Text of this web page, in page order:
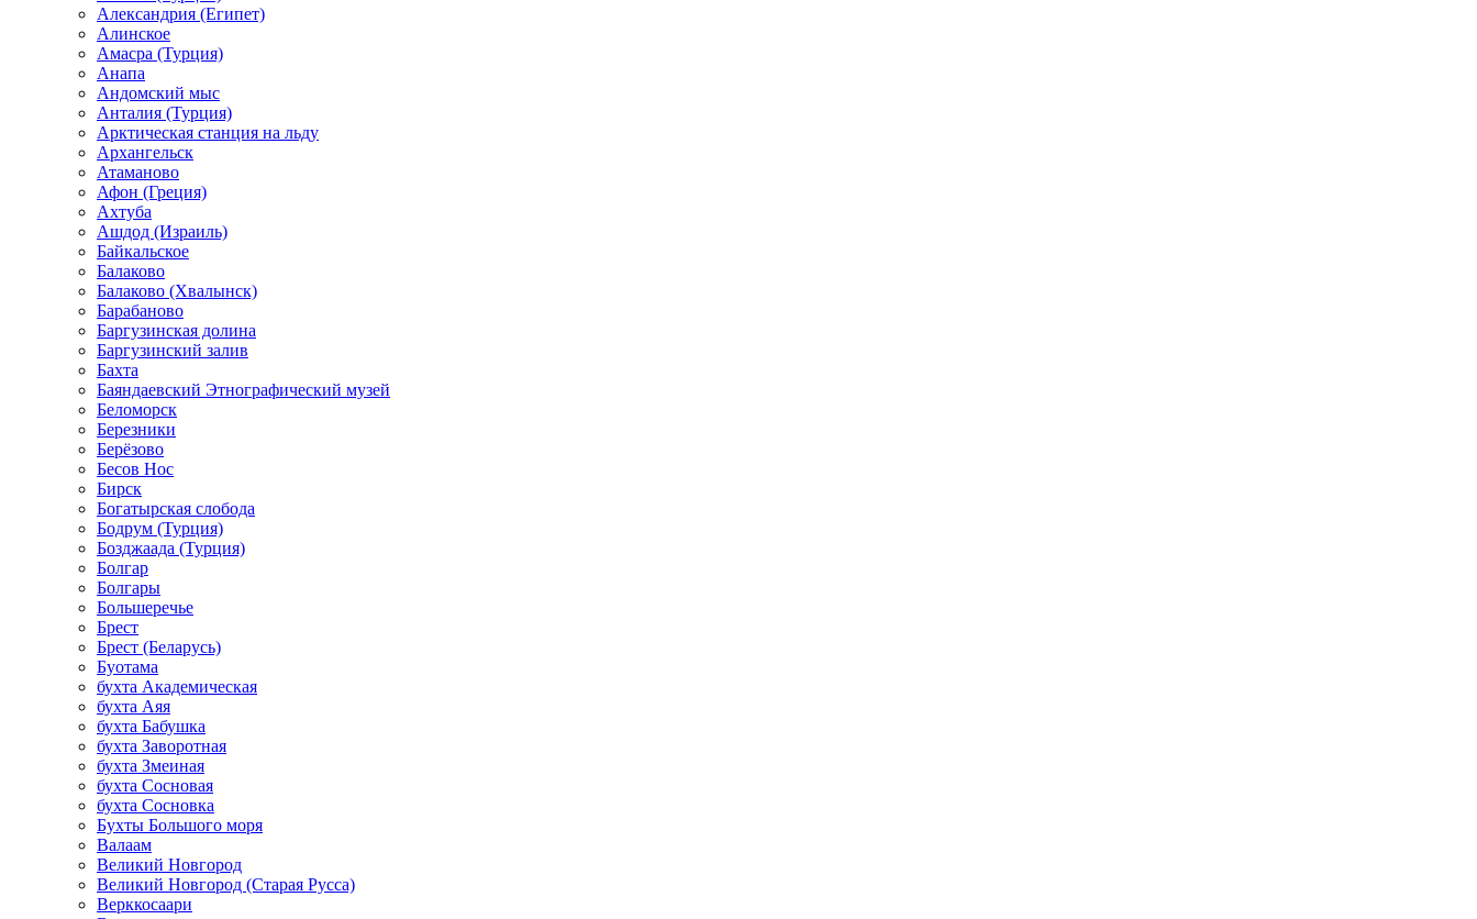
Александрия (Египет)
Алинское
Амасра (Турция)
Анапа
Андомский мыс
Анталия (Турция)
Арктическая станция на льду
Архангельск
Атаманово
Афон (Греция)
Ахтуба
Ашдод (Израиль)
Байкальское
Балаково
Балаково (Хвалынск)
Барабаново
Баргузинская долина
Баргузинский залив
Бахта
Баяндаевский Этнографический музей
Беломорск
Березники
Берёзово
Бесов Нос
Бирск
Богатырская слобода
Бодрум (Турция)
Бозджаада (Турция)
Болгар
Болгары
Большеречье
Брест
Брест (Беларусь)
Буотама
бухта Академическая
бухта Аяя
бухта Бабушка
бухта Заворотная
бухта Змеиная
бухта Сосновая
бухта Сосновка
Бухты Большого моря
Валаам
Великий Новгород
Великий Новгород (Старая Русса)
Верккосаари